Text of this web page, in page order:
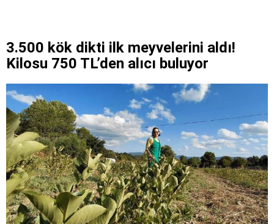
3.500 kök dikti ilk meyvelerini aldı!
Kilosu 750 TL’den alıcı buluyor